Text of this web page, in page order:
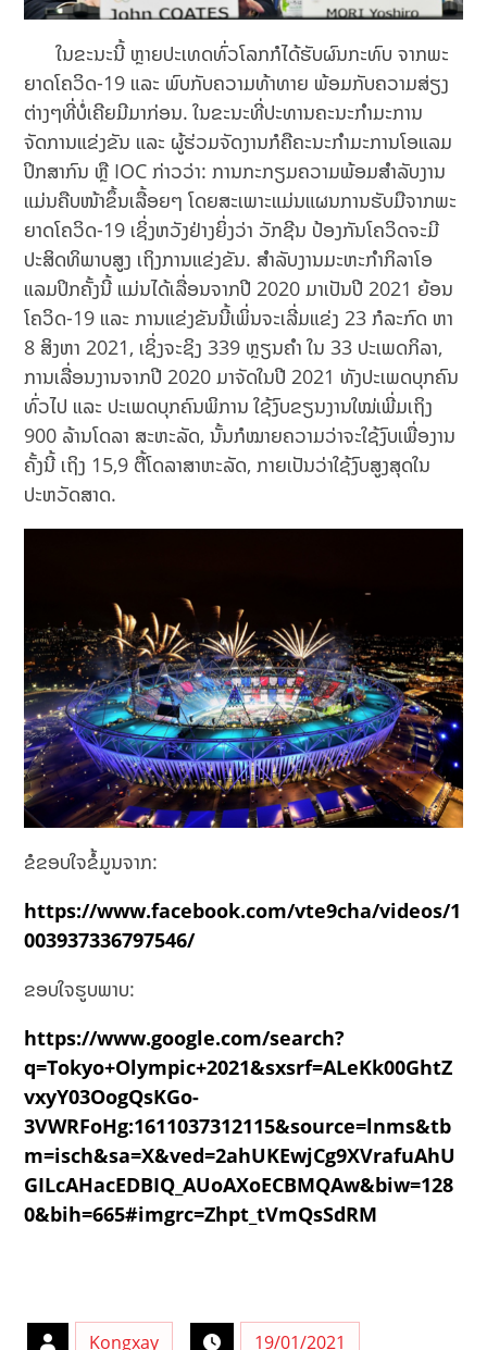
ໃນຂະນະນີ້ ຫຼາຍປະເທດທົ່ວໂລກກໍໄດ້ຮັບຜົນກະທົບ ຈາກພະ
ຍາດໂຄວິດ-19 ແລະ ພົບກັບຄວາມທ້າທາຍ ພ້ອມກັບຄວາມສ່ຽງ
ຕ່າງໆທີ່ບໍ່ເຄີຍມີມາກ່ອນ. ໃນຂະນະທີ່ປະທານຄະນະກໍາມະການ
ຈັດການແຂ່ງຂັນ ແລະ ຜູ້ຮ່ວມຈັດງານກໍຄືຄະນະກໍາມະການໂອແລມ
ປິກສາກົນ ຫຼື IOC ກ່າວວ່າ: ການກະກຽມຄວາມພ້ອມສໍາລັບງານ
ແມ່ນຄືບໜ້າຂຶ້ນເລື້ອຍໆ ໂດຍສະເພາະແມ່ນແຜນການຮັບມືຈາກພະ
ຍາດໂຄວິດ-19 ເຊິ່ງຫວັງຢ່າງຍິ່ງວ່າ ວັກຊີນ ປ້ອງກັນໂຄວິດຈະມີ
ປະສິດທິພາບສູງ ເຖິງການແຂ່ງຂັນ. ສໍາລັບງານມະຫະກໍາກິລາໂອ
ແລມປິກຄັ້ງນີ້ ແມ່ນໄດ້ເລື່ອນຈາກປີ 2020 ມາເປັນປີ 2021 ຍ້ອນ
ໂຄວິດ-19 ແລະ ການແຂ່ງຂັນນີ້ເພິ່ນຈະເລີ່ມແຂ່ງ 23 ກໍລະກົດ ຫາ
8 ສິງຫາ 2021, ເຊິ່ງຈະຊິງ 339 ຫຼຽນຄໍາ ໃນ 33 ປະເພດກິລາ,
ການເລື່ອນງານຈາກປີ 2020 ມາຈັດໃນປີ 2021 ທັງປະເພດບຸກຄົນ
ທົ່ວໄປ ແລະ ປະເພດບຸກຄົນພິການ ໃຊ້ງົບຂຽນງານໃໝ່ເພີ່ມເຖິງ
900 ລ້ານໂດລາ ສະຫະລັດ, ນັ້ນກໍໝາຍຄວາມວ່າຈະໃຊ້ງົບເພື່ອງານ
ຄັ້ງນີ້ ເຖິງ 15,9 ຕື້ໂດລາສາຫະລັດ, ກາຍເປັນວ່າໃຊ້ງົບສູງສຸດໃນ
ປະຫວັດສາດ.
ຂໍຂອບໃຈຂໍ້ມູນຈາກ:
https://www.facebook.com/vte9cha/videos/1
003937336797546/
ຂອບໃຈຮູບພາບ:
https://www.google.com/search?
q=Tokyo+Olympic+2021&sxsrf=ALeKk00GhtZ
vxyY03OogQsKGo-
3VWRFoHg:1611037312115&source=lnms&tb
m=isch&sa=X&ved=2ahUKEwjCg9XVrafuAhU
GILcAHacEDBIQ_AUoAXoECBMQAw&biw=128
0&bih=665#imgrc=Zhpt_tVmQsSdRM
Kongxay 19/01/2021